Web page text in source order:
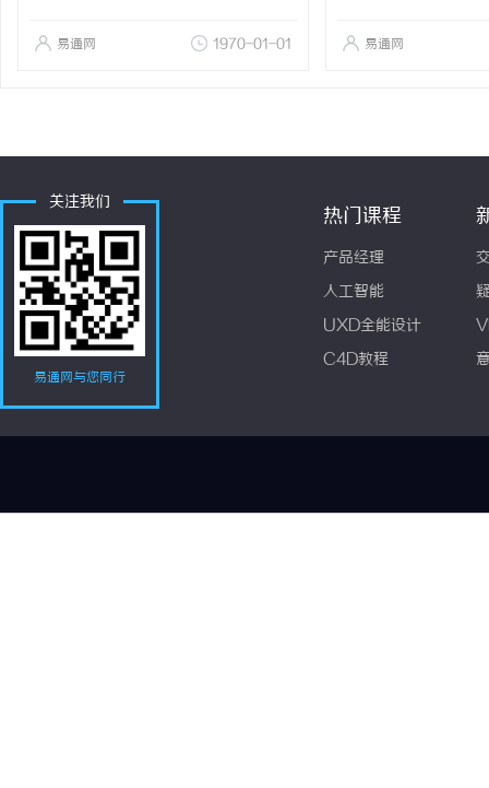
易通网 1970-01-01 易通网
关注我们
易通网与您同行
热门课程
产品经理
人工智能
UXD全能设计
C4D教程